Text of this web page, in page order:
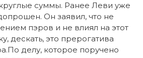
суммы. Ранее Леви уже
Он заявил, что не
пэров и не влиял на этот
дескать, это прерогатива
делу, которое поручено